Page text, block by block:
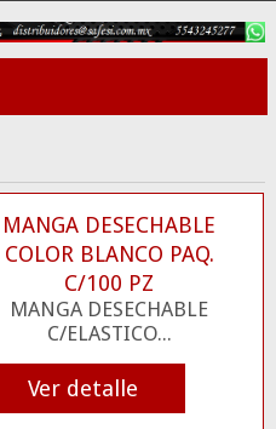
MANGA DESECHABLE
COLOR BLANCO PAQ.
C/100 PZ
MANGA DESECHABLE
C/ELASTICO...
Ver detalle